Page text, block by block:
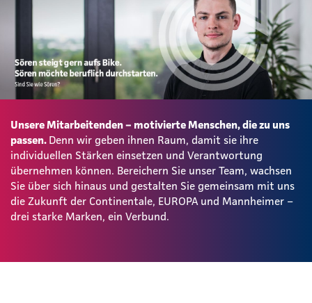
Unsere Mitarbeitenden – motivierte Menschen, die zu uns
passen. Denn wir geben ihnen Raum, damit sie ihre
individuellen Stärken einsetzen und Verantwortung
übernehmen können. Bereichern Sie unser Team, wachsen
Sie über sich hinaus und gestalten Sie gemeinsam mit uns
die Zukunft der Continentale, EUROPA und Mannheimer –
drei starke Marken, ein Verbund.